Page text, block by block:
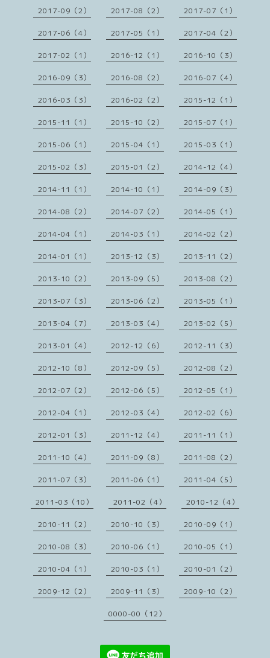
2017-09（2） 2017-08（2） 2017-07（1）
2017-06（4） 2017-05（1） 2017-04（2）
2017-02（1） 2016-12（1） 2016-10（3）
2016-09（3） 2016-08（2） 2016-07（4）
2016-03（3） 2016-02（2） 2015-12（1）
2015-11（1） 2015-10（2） 2015-07（1）
2015-06（1） 2015-04（1） 2015-03（1）
2015-02（3） 2015-01（2） 2014-12（4）
2014-11（1） 2014-10（1） 2014-09（3）
2014-08（2） 2014-07（2） 2014-05（1）
2014-04（1） 2014-03（1） 2014-02（2）
2014-01（1） 2013-12（3） 2013-11（2）
2013-10（2） 2013-09（5） 2013-08（2）
2013-07（3） 2013-06（2） 2013-05（1）
2013-04（7） 2013-03（4） 2013-02（5）
2013-01（4） 2012-12（6） 2012-11（3）
2012-10（8） 2012-09（5） 2012-08（2）
2012-07（2） 2012-06（5） 2012-05（1）
2012-04（1） 2012-03（4） 2012-02（6）
2012-01（3） 2011-12（4） 2011-11（1）
2011-10（4） 2011-09（8） 2011-08（2）
2011-07（3） 2011-06（1） 2011-04（5）
2011-03（10） 2011-02（4） 2010-12（4）
2010-11（2） 2010-10（3） 2010-09（1）
2010-08（3） 2010-06（1） 2010-05（1）
2010-04（1） 2010-03（1） 2010-01（2）
2009-12（2） 2009-11（3） 2009-10（2）
0000-00（12）